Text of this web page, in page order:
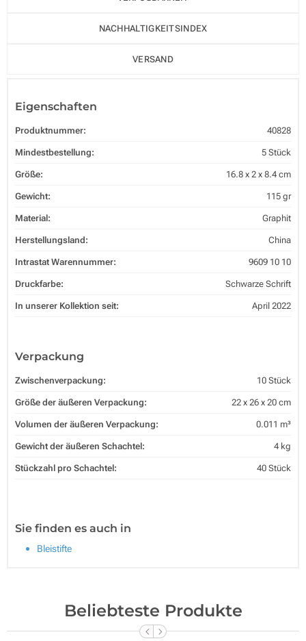
NACHHALTIGKEITSINDEX
VERSAND
Eigenschaften
Produktnummer: 40828
Mindestbestellung: 5 Stück
Größe: 16.8 x 2 x 8.4 cm
Gewicht: 115 gr
Material: Graphit
Herstellungsland: China
Intrastat Warennummer: 9609 10 10
Druckfarbe: Schwarze Schrift
In unserer Kollektion seit: April 2022
Verpackung
Zwischenverpackung: 10 Stück
Größe der äußeren Verpackung: 22 x 26 x 20 cm
Volumen der äußeren Verpackung: 0.011 m³
Gewicht der äußeren Schachtel: 4 kg
Stückzahl pro Schachtel: 40 Stück
Sie finden es auch in
Bleistifte
Beliebteste Produkte